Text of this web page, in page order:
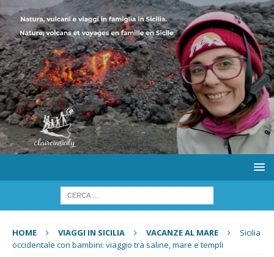
HOME VIAGGI IN SICILIA VACANZE AL MARE
Sicilia
occidentale con bambini: viaggio tra saline, mare e templi